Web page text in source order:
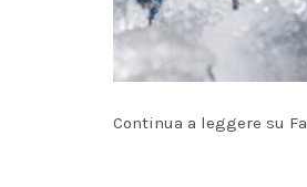
Continua a leggere su